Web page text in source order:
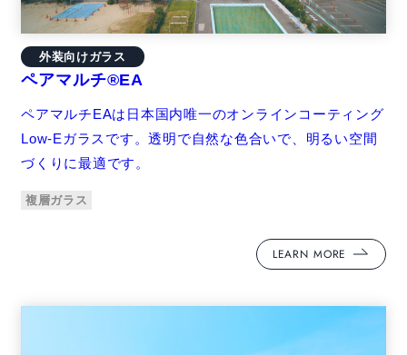
ペアマルチ®EA
外装向けガラス
ペアマルチEAは日本国内唯一のオンラインコーティング
Low-Eガラスです。透明で自然な色合いで、明るい空間
づくりに最適です。
複層ガラス
LEARN MORE